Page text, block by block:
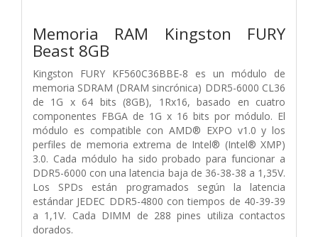
Memoria RAM Kingston FURY
Beast 8GB
Kingston FURY KF560C36BBE-8 es un módulo de
memoria SDRAM (DRAM sincrónica) DDR5-6000 CL36
de 1G x 64 bits (8GB), 1Rx16, basado en cuatro
componentes FBGA de 1G x 16 bits por módulo. El
módulo es compatible con AMD® EXPO v1.0 y los
perfiles de memoria extrema de Intel® (Intel® XMP)
3.0. Cada módulo ha sido probado para funcionar a
DDR5-6000 con una latencia baja de 36-38-38 a 1,35V.
Los SPDs están programados según la latencia
estándar JEDEC DDR5-4800 con tiempos de 40-39-39
a 1,1V. Cada DIMM de 288 pines utiliza contactos
dorados.